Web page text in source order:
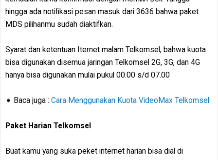
hingga ada notifikasi pesan masuk dari 3636 bahwa paket
MDS pilihanmu sudah diaktifkan.
Syarat dan ketentuan Iternet malam Telkomsel, bahwa kuota
bisa digunakan disemua jaringan Telkomsel 2G, 3G, dan 4G
hanya bisa digunakan mulai pukul 00.00 s/d 07.00
➧ Baca juga : Cara Menggunakan Kuota VideoMax Telkomsel
Paket Harian Telkomsel
Buat kamu yang suka peket internet harian bisa dial di